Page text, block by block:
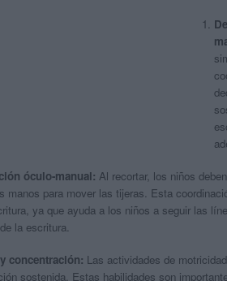
óculo-manual: Al recortar, los niños
manos para mover las tijeras. Esta
ya que ayuda a los niños a seguir las
la escritura.
concentración: Las actividades de
sostenida. Estas habilidades son